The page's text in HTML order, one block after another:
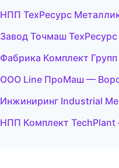
НПП ТехРесурс
Завод Точмаш
Фабрика Комплект
ООО Line ПроМаш —
Инжиниринг Industrial
НПП Комплект